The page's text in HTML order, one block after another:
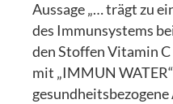
Aussage „… trägt zu
des Immunsystems
den Stoffen Vitamin C
mit „IMMUN